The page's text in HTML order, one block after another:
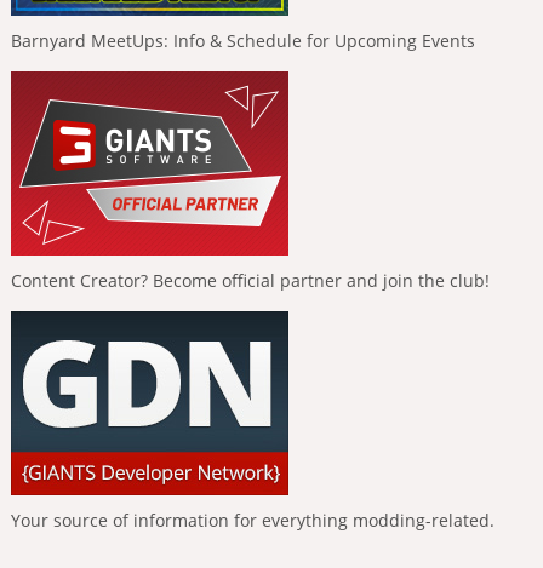
Barnyard MeetUps: Info & Schedule for Upcoming Events
Content Creator? Become official partner and join the club!
Your source of information for everything modding-related.